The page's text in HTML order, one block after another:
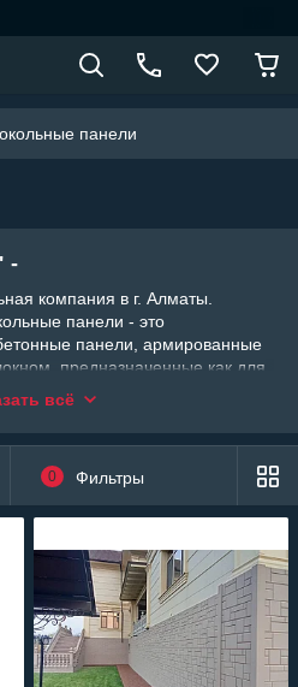
панели
-
компания в г. Алматы.
панели - это
панели, армированные
предназначенные как для
и для отделки интерьера.
бетона и стекловолокна
материала за счет
всё
0 Фильтры